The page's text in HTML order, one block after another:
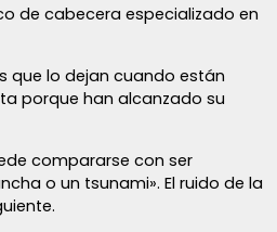
de cabecera especializado en
que lo dejan cuando están
porque han alcanzado su
compararse con ser
o un tsunami». El ruido de la